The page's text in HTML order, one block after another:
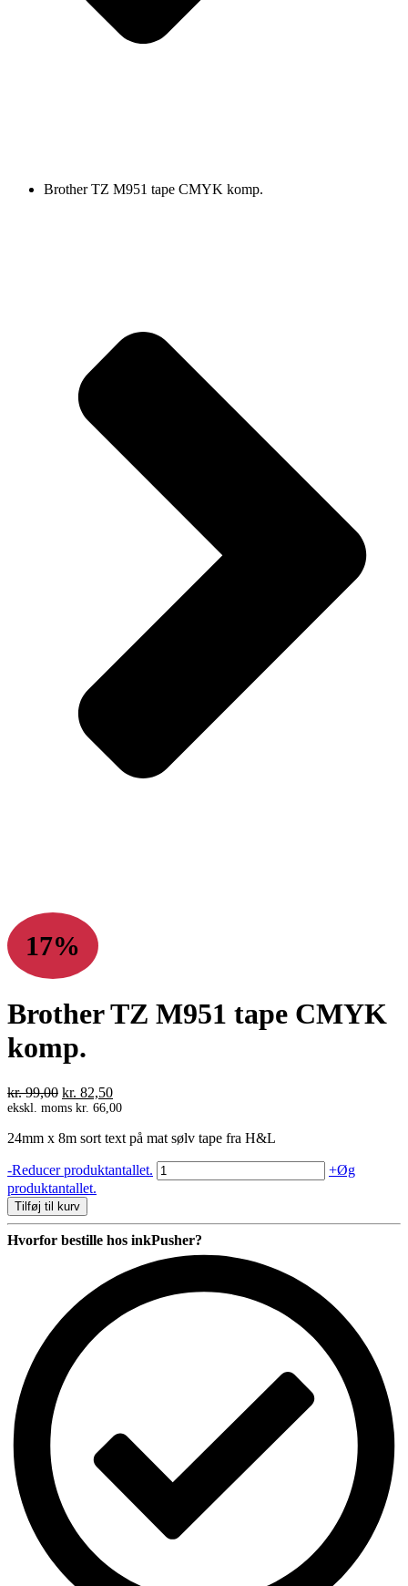
Brother TZ M951 tape CMYK komp.
17%
Brother TZ M951 tape CMYK
komp.
kr.99,00 Den
oprindelige
var:
kr. 82,50Den
aktuelle
er:
ekskl. moms kr. 66,00
24mm x 8m sort text på mat sølv tape fra H&L
-Reducer produktantallet. Brother
TZ
CMYK
komp.
antal
+Øg
produktantallet.
Tilføj til kurv
Hvorfor bestille hos inkPusher?